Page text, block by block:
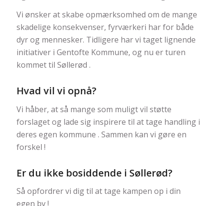
Vi ønsker at skabe opmærksomhed om de mange
skadelige konsekvenser, fyrværkeri har for både
dyr og mennesker. Tidligere har vi taget lignende
initiativer i Gentofte Kommune, og nu er turen
kommet til Søllerød .
Hvad vil vi opnå?
Vi håber, at så mange som muligt vil støtte
forslaget og lade sig inspirere til at tage handling i
deres egen kommune . Sammen kan vi gøre en
forskel !
Er du ikke bosiddende i Søllerød?
Så opfordrer vi dig til at tage kampen op i din
egen by !